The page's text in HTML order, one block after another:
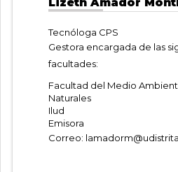
Tecnóloga CPS
Gestora encargada de las
facultades:
Facultad del Medio
Naturales
Ilud
Emisora
Correo: